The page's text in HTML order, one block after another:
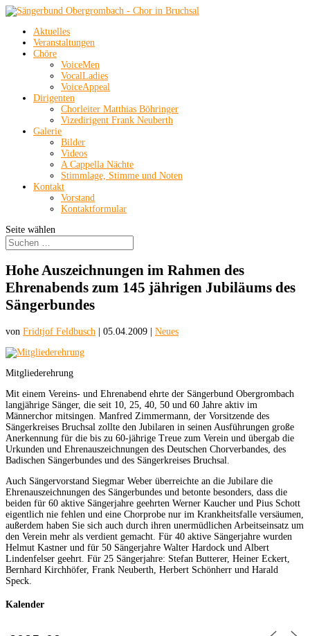
Aktuelles
Veranstaltungen
Chöre
VoiceMen
VocalLadies
VoiceAppeal
Dirigenten
Chorleiter Matthias Böhringer
Vizedirigent Frank Neuberth
Galerie
Bilder
Videos
A Cappella Nächte
Stimmlage, Stimme und Noten
Kontakt
Vorstand
Kontaktformular
Seite wählen
Hohe Auszeichnungen im Rahmen des
Ehrenabends zum 145 jährigen Jubiläums des
Sängerbundes
von Fridtjof Feldbusch 05.04.2009 Neues
Mitgliederehrung
Mit einem Vereins- und Ehrenabend ehrte der Sängerbund Obergrombach
langjährige Sänger, die seit 10, 25, 40, 50 und 60 Jahre aktiv im
Männerchor mitsingen. Manfred Zimmermann, der Vorsitzende des
Sängerkreises Bruchsal zollte den Jubilaren in seinen Ausführungen große
Anerkennung für die bis zu 60-jährige Treue zum Verein und übergab die
Urkunden und Ehrenauszeichnungen des Deutschen Chorverbandes, des
Badischen Sängerbundes und des Sängerkreises Bruchsal.
Auch Sängervorstand Siegmar Weber überreichte an die Jubilare die
Ehrenauszeichnungen des Sängerbundes und betonte besonders, dass die
beiden für 60 aktive Sängerjahre geehrten Werner Kaucher und Pius Schott
eigentlich nie fehlen und eine Chorprobe nur im Krankheitsfalle versäumen,
außerdem haben Sie sich auch durch ihren unermüdlichen Arbeitseinsatz um
den Verein mehr als verdient gemacht. Für 40 aktive Sängerjahre wurden
Helmut Kastner und für 50 Sängerjahre Walter Hardock und Albert
Lindenfelser geehrt. Für 25 Sängerjahre: Stefan Butterer, Heiner Eckert,
Bernhard Kirchhöfer, Frank Neuberth, Herbert Schönherr und Harald
Speck.
Kalender